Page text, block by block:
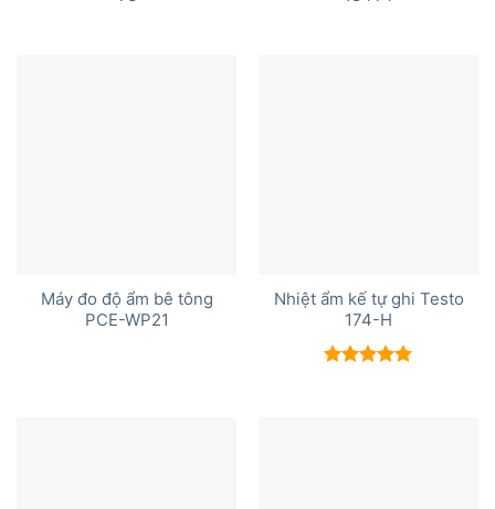
Máy đo độ ẩm bê tông
PCE-WP21
Nhiệt ẩm kế tự ghi Testo
174-H